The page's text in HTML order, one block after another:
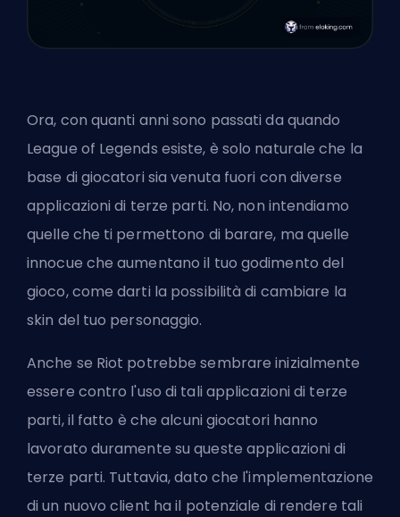
Ora, con quanti anni sono passati da quando
League of Legends esiste, è solo naturale che la
base di giocatori sia venuta fuori con diverse
applicazioni di terze parti. No, non intendiamo
quelle che ti permettono di barare, ma quelle
innocue che aumentano il tuo godimento del
gioco, come darti la possibilità di cambiare la
skin del tuo personaggio.
Anche se Riot potrebbe sembrare inizialmente
essere contro l'uso di tali applicazioni di terze
parti, il fatto è che alcuni giocatori hanno
lavorato duramente su queste applicazioni di
terze parti. Tuttavia, dato che l'implementazione
di un nuovo client ha il potenziale di rendere tali